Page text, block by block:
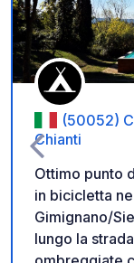
(50052)
Chianti
Ottimo punto
in bicicletta
Gimignano/
lungo la